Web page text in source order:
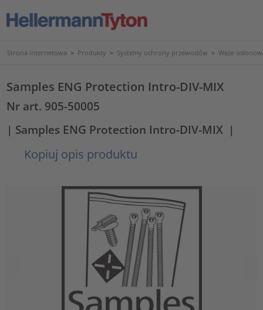
Strona internetowa > Produkty > Systemy ochrony przewodów > Węże
Samples ENG Protection Intro-DIV-MIX
Nr art. 905-50005
| Samples ENG Protection Intro-DIV-MIX |
Kopiuj opis produktu